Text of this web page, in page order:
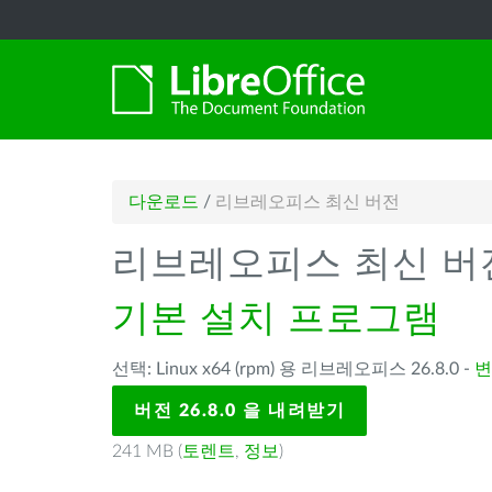
다운로드 / 리브레오피스 최신 버전
리브레오피스 최신 버
기본 설치 프로그램
선택: Linux x64 (rpm) 용 리브레오피스 26.8.0 -
버전 26.8.0 을 내려받기
241 MB ( 토렌트, 정보 )